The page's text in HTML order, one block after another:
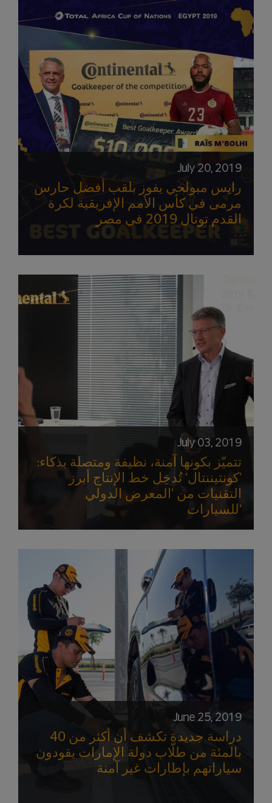
July 20, 2019
رايس مبولحي يفوز بلقب أفضل حارس
مرمى في كأس الأمم الإفريقية لكرة
القدم توتال 2019 في مصر
July 03, 2019
تتميّز بكونها آمنة، نظيفة ومتصلة بذكاء:
’كونتيننتال‘ تُدخِل خط الإنتاج أبرز
التقنيات من ’المعرض الدولي
للسيارات‘
June 25, 2019
دراسة جديدة تكشف أن أكثر من 40
بالمئة من طلّاب دولة الإمارات يقودون
سياراتهم بإطارات غير آمنة